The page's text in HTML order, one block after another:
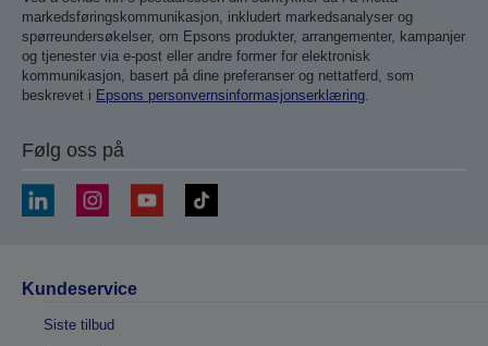
markedsføringskommunikasjon, inkludert markedsanalyser og
spørreundersøkelser, om Epsons produkter, arrangementer, kampanjer
og tjenester via e-post eller andre former for elektronisk
kommunikasjon, basert på dine preferanser og nettatferd, som
beskrevet i Epsons personvernsinformasjonserklæring.
Følg oss på
Kundeservice
Siste tilbud